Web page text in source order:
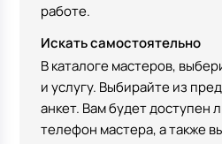
работе.
Искать самостоятельно
В каталоге мастеров,
и услугу. Выбирайте из
анкет. Вам будет доступен
телефон мастера, а также